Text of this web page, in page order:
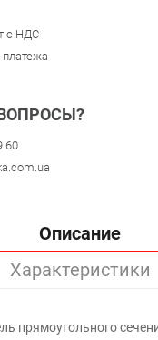
с НДС
платежа
60
Описание
Характеристики
прямоугольного